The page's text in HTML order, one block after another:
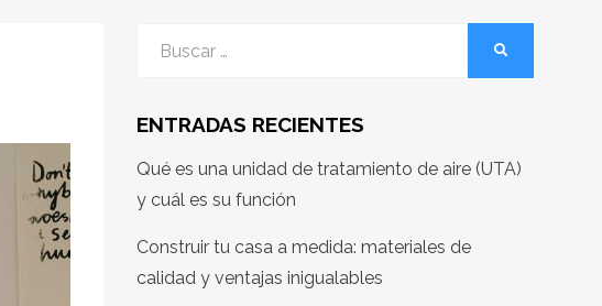
ENTRADAS RECIENTES
Qué es una unidad de tratamiento de aire (UTA)
y cuál es su función
Construir tu casa a medida: materiales de
calidad y ventajas inigualables